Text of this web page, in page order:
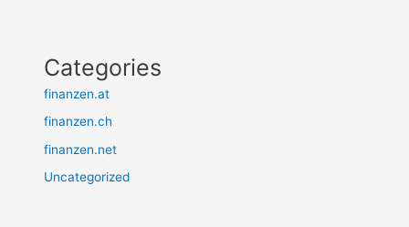
Categories
finanzen.at
finanzen.ch
finanzen.net
Uncategorized